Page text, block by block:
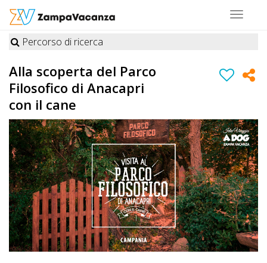
Toggle
STRUTTURE
A
DOG
LUOGHI
A
DOG
OFFERTE
Percorso di ricerca
Alla scoperta del Parco
Filosofico di Anacapri
con il cane